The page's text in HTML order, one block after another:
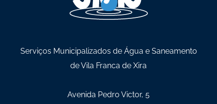
Serviços Municipalizados de Água e Saneamento
de Vila Franca de Xira
Avenida Pedro Victor, 5